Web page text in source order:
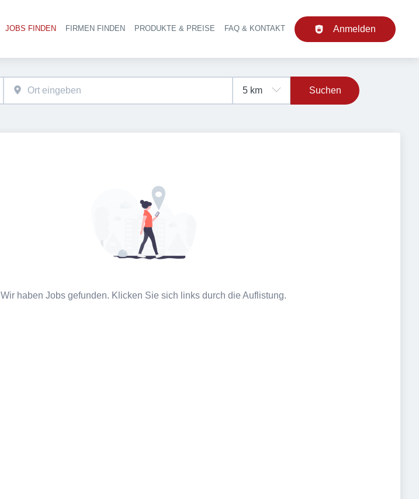
Haupt-Navigation
JOBS FINDEN FIRMEN FINDEN PRODUKTE & PREISE FAQ & KONTAKT Anmelden
Suchen
Wir haben Jobs gefunden. Klicken Sie sich links durch die Auflistung.